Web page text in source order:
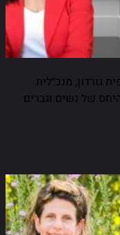
גורדון, מנכ״לית
של נשים וגברים